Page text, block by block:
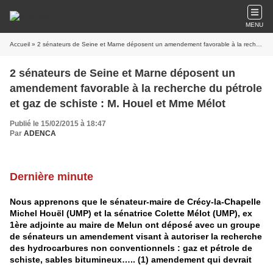
MENU
Accueil » 2 sénateurs de Seine et Marne déposent un amendement favorable à la recherche du pétrole et gaz de schiste : M. Houel et Mme Mélot
2 sénateurs de Seine et Marne déposent un
amendement favorable à la recherche du pétrole
et gaz de schiste : M. Houel et Mme Mélot
Publié le 15/02/2015 à 18:47
Par ADENCA
Dernière minute
Nous apprenons que le sénateur-maire de Crécy-la-Chapelle
Michel Houël (UMP) et la sénatrice Colette Mélot (UMP), ex
1ère adjointe au maire de Melun ont déposé avec un groupe
de sénateurs un amendement visant à autoriser la recherche
des hydrocarbures non conventionnels : gaz et pétrole de
schiste, sables bitumineux….. (1) amendement qui devrait